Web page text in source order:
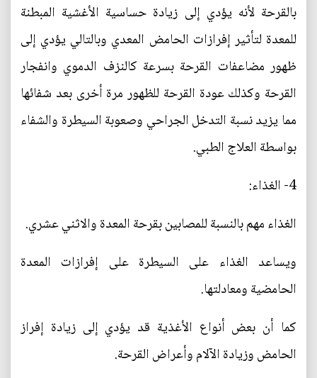
بالقرحة لأنه يؤدي إلى زيادة حساسية الأغشية المبطنة
للمعدة لتأثير إفرازات الحامض المعدي وبالتالي يؤدي إلى
ظهور مضاعفات القرحة بسرعة كالنزف الدموي وانفجار
القرحة وكذلك عودة القرحة للظهور مرة أخرى بعد شفائها
مما يزيد نسبة التدخل الجراحي وصعوبة السيطرة والشفاء
بواسطة العلاج الطبي.
4- الغذاء:
الغذاء مهم بالنسبة للمصابين بقرحة المعدة والاثني عشري.
ويساعد الغذاء على السيطرة على إفرازات المعدة
الحامضية ومعادلتها.
كما أن بعض أنواع الأغذية قد يؤدي إلى زيادة إفراز
الحامض وزيادة الآلام وأعراض القرحة.